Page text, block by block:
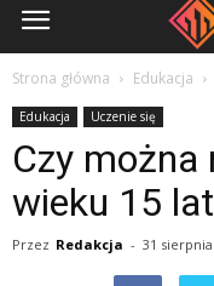
Aipuw.pl
Strona główna Edukacja
Edukacja Uczenie się
Czy można
wieku 15
Przez Redakcja - 31 sierpnia